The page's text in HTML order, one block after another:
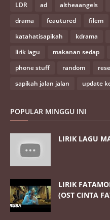
LDR ad altheaangels
drama
feautured filem
katahatisapikah
kdrama
lirik lagu
makanan sedap
phone stuff
random
sapikah jalan jalan
update
POPULAR MINGGU INI
LIRIK LAGU
LIRIK
(OST CINTA